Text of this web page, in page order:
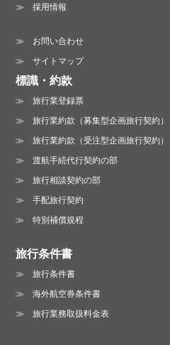
採用情報
お問い合わせ
サイトマップ
標識・約款
旅行業登録票
旅行業約款（募集型企画旅行契約）
旅行業約款（受注型企画旅行契約）
渡航手続代行契約の部
旅行相談契約の部
手配旅行契約
特別補償規程
旅行条件書
旅行条件書
海外航空券条件書
旅行業務取扱料金表